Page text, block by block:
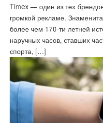
Timex — один из тех
громкой рекламе.
более чем 170-ти летней
наручных часов, ставших
спорта, […]